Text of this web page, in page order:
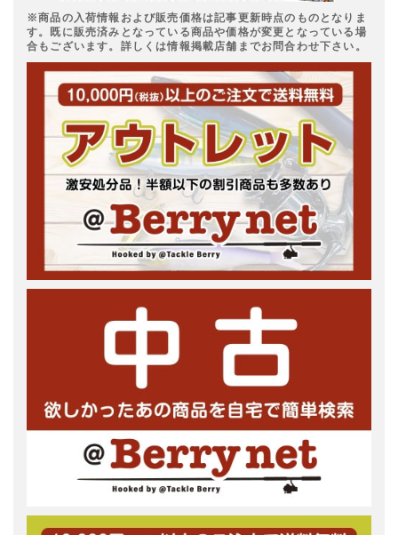
※商品の入荷情報および販売価格は記事更新時点のものとなりま
す。既に販売済みとなっている商品や価格が変更となっている場
合もございます。詳しくは情報掲載店舗までお問合わせ下さい。